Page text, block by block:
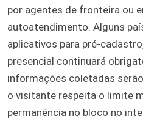
por agentes de fronteira ou
autoatendimento. Alguns
aplicativos para pré-
presencial continuará
informações coletadas
o visitante respeita o limite
permanência no bloco no